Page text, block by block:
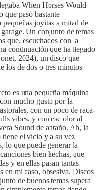
When Horses Would
que pasó bastante
joyitas a mitad de
Un conjunto de temas
que, escuchados con la
continuación que ha llegado
2024), un disco que
los de dos o tres minutos
es una pequeña máquina
mucho gusto por la
con un poco de raca-
vibes, y con ese olor al
Sound de antaño. Ah, la
tiene el vicio y a su vez
lo que puede generar la
bien hechas, que
y en ellas pasan tantas
en mi caso, obsesiva. Discos
de buenos temas supera